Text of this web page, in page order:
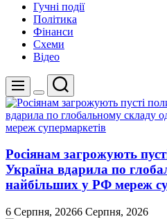
Гучні події
Політика
Фінанси
Схеми
Відео
Меню
Перемикач
кольорового
режиму
Пошук
Росіянам загрожують
Україна вдарила по
найбільших у РФ мереж
6 Серпня, 20266 Серпня, 2026